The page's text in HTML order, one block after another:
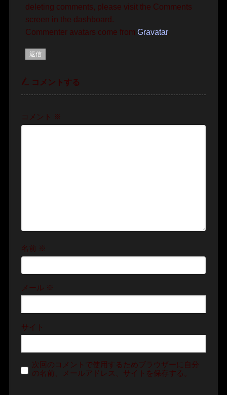
deleting comments, please visit the Comments
screen in the dashboard.
Commenter avatars come fromGravatar.
返信
コメントする
コメント ※
名前 ※
メール ※
サイト
次回のコメントで使用するためブラウザーに自分
の名前、メールアドレス、サイトを保存する。